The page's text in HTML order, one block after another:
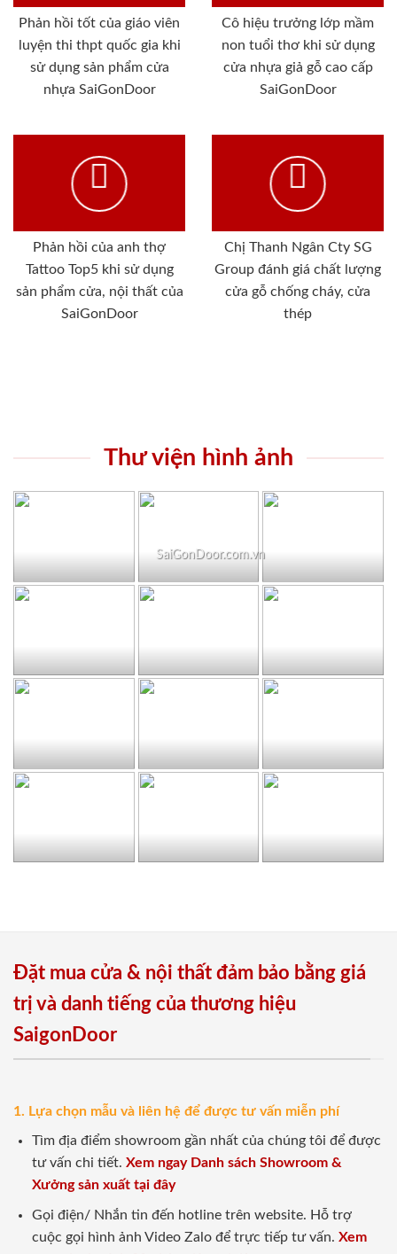
Phản hồi tốt của giáo viên
luyện thi thpt quốc gia khi
sử dụng sản phẩm cửa
nhựa SaiGonDoor
Cô hiệu trưởng lớp mầm
non tuổi thơ khi sử dụng
cửa nhựa giả gỗ cao cấp
SaiGonDoor
Phản hồi của anh thợ
Tattoo Top5 khi sử dụng
sản phẩm cửa, nội thất của
SaiGonDoor
Chị Thanh Ngân Cty SG
Group đánh giá chất lượng
cửa gỗ chống cháy, cửa
thép
Thư viện hình ảnh
SaiGonDoor.com.vn
Đặt mua cửa & nội thất đảm bảo bằng giá
trị và danh tiếng của thương hiệu
SaigonDoor
1. Lựa chọn mẫu và liên hệ để được tư vấn miễn phí
Tìm địa điểm showroom gần nhất của chúng tôi để được
tư vấn chi tiết. Xem ngay Danh sách Showroom &
Xưởng sản xuất tại đây
Gọi điện/ Nhắn tin đến hotline trên website. Hỗ trợ
cuộc gọi hình ảnh Video Zalo để trực tiếp tư vấn. Xem